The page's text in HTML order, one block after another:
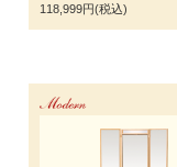
118,999円(税込)